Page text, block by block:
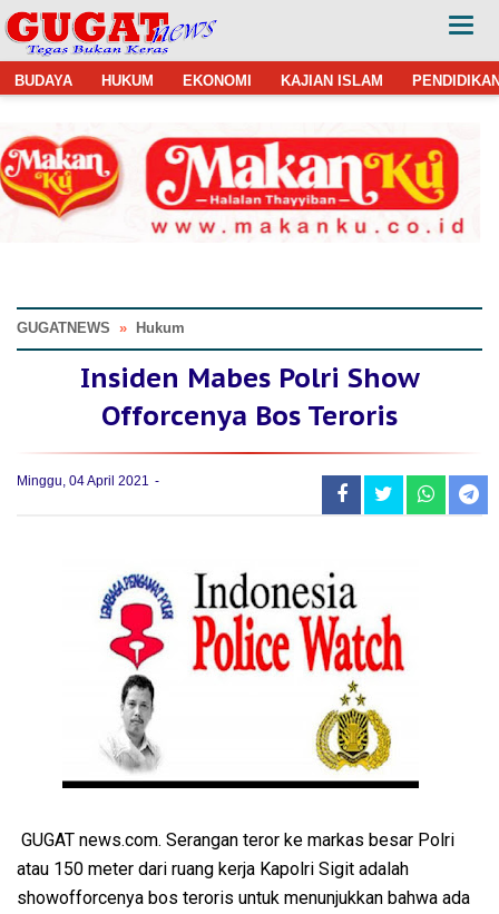
BUDAYA HUKUM EKONOMI KAJIAN ISLAM
GUGATNEWS » Hukum
Insiden Mabes Polri Show
Offorcenya Bos Teroris
Minggu, 04 April 2021
GUGAT news.com. Serangan teror ke markas besar Polri
atau 150 meter dari ruang kerja Kapolri Sigit adalah
showofforcenya bos teroris untuk menunjukkan bahwa ada